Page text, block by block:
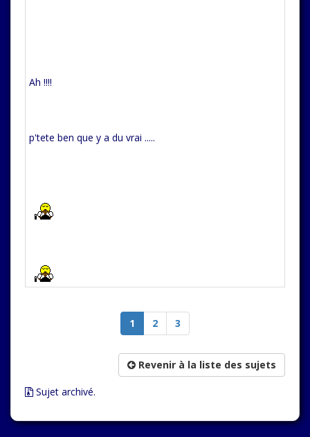
Ah !!!!
p'tete ben que y a du vrai .....
1 2 3
Revenir à la liste des sujets
Sujet archivé.